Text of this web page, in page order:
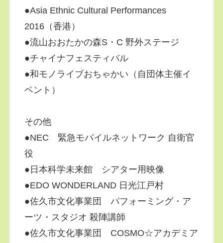
●Asia Ethnic Cultural Performances
2016（香港）
●流山おおたかの森S・C 野外ステージ
●チャイナフェスティバル
●和モノライブおちゃかい（自団体主催イ
ベント）
その他
●NEC 緊急モバイルネットワーク 自衛官
役
●日本科学未来館 シアター用映像
●EDO WONDERLAND 日光江戸村
●佐久市文化事業団 パフォーミング・ア
ーツ・スタジオ 殺陣講師
●佐久市文化事業団 COSMO☆アカデミア